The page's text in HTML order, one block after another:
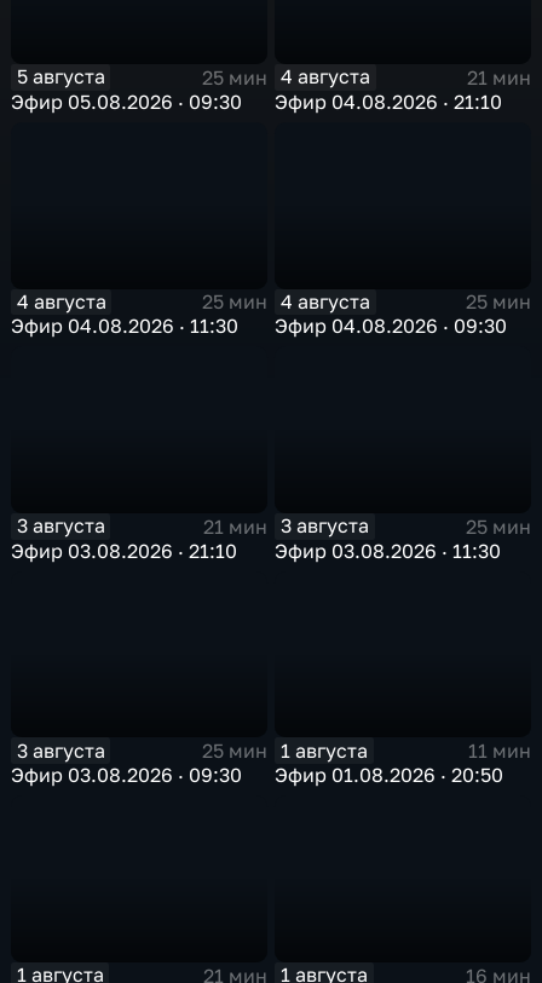
5 августа
25 мин
Эфир 05.08.2026 · 09:30
4 августа
21 мин
Эфир 04.08.2026 · 21:10
4 августа
25 мин
Эфир 04.08.2026 · 11:30
4 августа
25 мин
Эфир 04.08.2026 · 09:30
3 августа
21 мин
Эфир 03.08.2026 · 21:10
3 августа
25 мин
Эфир 03.08.2026 · 11:30
3 августа
25 мин
Эфир 03.08.2026 · 09:30
1 августа
11 мин
Эфир 01.08.2026 · 20:50
1 августа 21 мин 1 августа 16 мин